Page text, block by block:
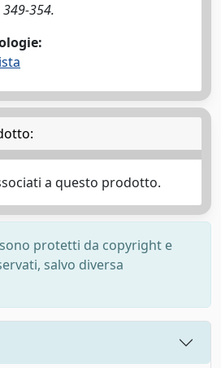
349-354.
a questo prodotto.
protetti da copyright e
salvo diversa